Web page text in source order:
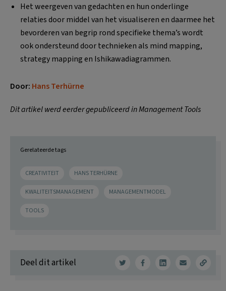
Het weergeven van gedachten en hun onderlinge
relaties door middel van het visualiseren en daarmee het
bevorderen van begrip rond specifieke thema’s wordt
ook ondersteund door technieken als mind mapping,
strategy mapping en Ishikawadiagrammen.
Door: Hans Terhürne
Dit artikel werd eerder gepubliceerd in Management Tools
Gerelateerde tags
CREATIVITEIT HANS TERHÜRNE
KWALITEITSMANAGEMENT MANAGEMENTMODEL
TOOLS
Deel dit artikel